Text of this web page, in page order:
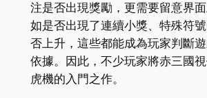
注是否出現獎勵，更需要留意界
如是否出現了連續小獎、特殊符
否上升，這些都能成為玩家判斷
依據。因此，不少玩家將赤三國
虎機的入門之作。